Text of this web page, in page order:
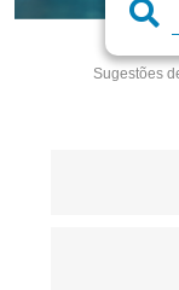
Sugestões